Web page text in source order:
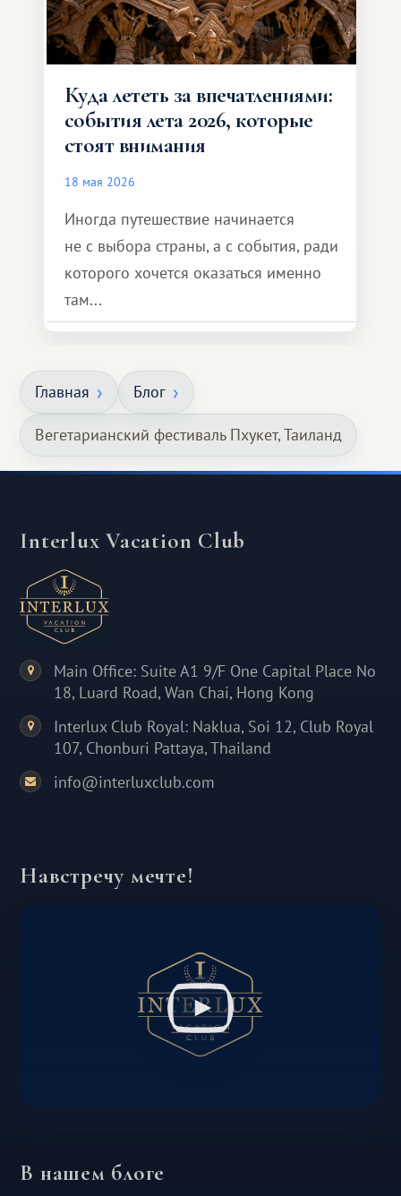
Куда лететь за впечатлениями:
события лета 2026, которые
стоят внимания
18 мая 2026
Иногда путешествие начинается
не с выбора страны, а с события, ради
которого хочется оказаться именно
там...
Главная Блог
Вегетарианский фестиваль Пхукет, Таиланд
Interlux Vacation Club
Main Office: Suite A1 9/F One Capital Place No
18, Luard Road, Wan Chai, Hong Kong
Interlux Club Royal: Naklua, Soi 12, Club Royal
107, Chonburi Pattaya, Thailand
info@interluxclub.com
Навстречу мечте!
В нашем блоге